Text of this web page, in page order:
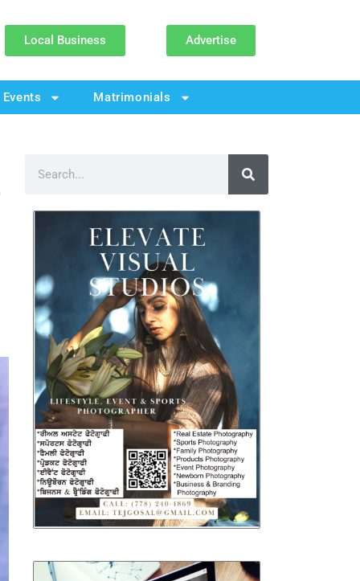
Local Business Advertise
Events Matrimonials